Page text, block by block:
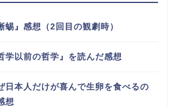
蜴』感想（2回目の観劇時）
学以前の哲学』を読んだ感想
日本人だけが喜んで生卵を食べるの
想